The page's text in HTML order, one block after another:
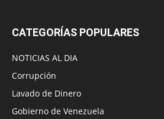
CATEGORÍAS POPULARES
NOTICIAS AL DIA
Corrupción
Lavado de Dinero
Gobierno de Venezuela